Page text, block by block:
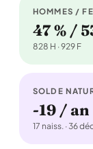
HOMMES /
47 % /
828 H · 929 F
SOLDE
-19 / an
17 naiss. · 36